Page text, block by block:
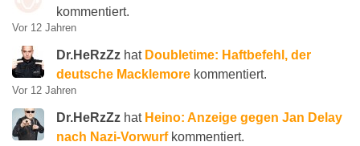
kommentiert.
Vor 12 Jahren
Dr.HeRzZz hat Doubletime: Haftbefehl, der
deutsche Macklemore kommentiert.
Vor 12 Jahren
Dr.HeRzZz hat Heino: Anzeige gegen Jan Delay
nach Nazi-Vorwurfkommentiert.